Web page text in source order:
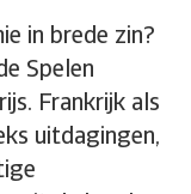
in brede zin?
Spelen
Frankrijk als
uitdagingen,